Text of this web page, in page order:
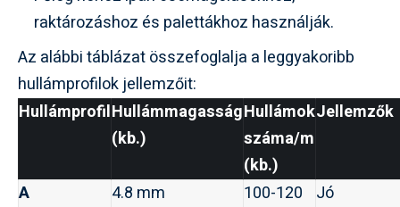
raktározáshoz és palettákhoz használják.
Az alábbi táblázat összefoglalja a leggyakoribb
hullámprofilok jellemzőit:
HullámprofilHullámmagasság
(kb.)
Hullámok
száma/m
(kb.)
Jellemzők
A 4.8 mm 100-120
Jó